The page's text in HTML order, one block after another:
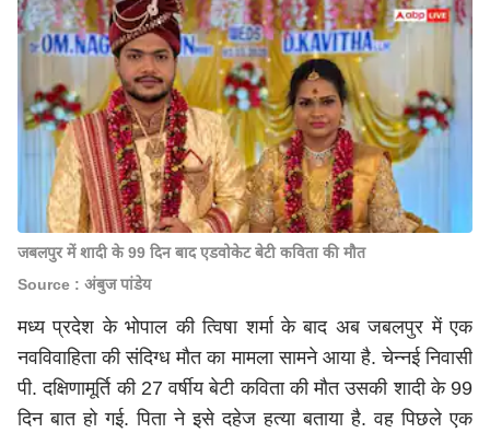
जबलपुर में शादी के 99 दिन बाद एडवोकेट बेटी कविता की मौत
Source : अंबुज पांडेय
मध्य प्रदेश के भोपाल की त्विषा शर्मा के बाद अब जबलपुर में एक
नवविवाहिता की संदिग्ध मौत का मामला सामने आया है. चेन्नई निवासी
पी. दक्षिणामूर्ति की 27 वर्षीय बेटी कविता की मौत उसकी शादी के 99
दिन बात हो गई. पिता ने इसे दहेज हत्या बताया है. वह पिछले एक